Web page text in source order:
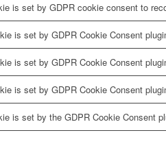
is set by GDPR cookie consent to
is set by GDPR Cookie Consent
is set by GDPR Cookie Consent
is set by GDPR Cookie Consent
is set by the GDPR Cookie Consent